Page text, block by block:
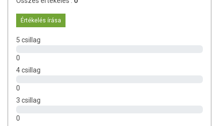
Értékelés írása
5 csillag
0
4 csillag
0
3 csillag
0